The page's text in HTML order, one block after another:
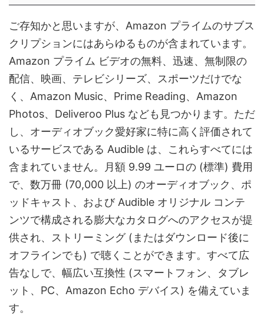
ご存知かと思いますが、Amazon プライムのサブス
クリプションにはあらゆるものが含まれています。
Amazon プライム ビデオの無料、迅速、無制限の
配信、映画、テレビシリーズ、スポーツだけでな
く、Amazon Music、Prime Reading、Amazon
Photos、Deliveroo Plus なども見つかります。ただ
し、オーディオブック愛好家に特に高く評価されて
いるサービスである Audible は、これらすべてには
含まれていません。月額 9.99 ユーロの (標準) 費用
で、数万冊 (70,000 以上) のオーディオブック、ポ
ッドキャスト、および Audible オリジナル コンテ
ンツで構成される膨大なカタログへのアクセスが提
供され、ストリーミング (またはダウンロード後に
オフラインでも) で聴くことができます。すべて広
告なしで、幅広い互換性 (スマートフォン、タブレ
ット、PC、Amazon Echo デバイス) を備えていま
す。